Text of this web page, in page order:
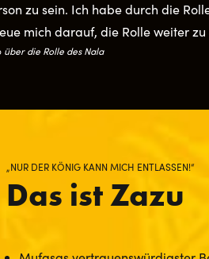
zu sein. Ich habe durch die
mich darauf, die Rolle weiter zu
über die Rolle des Nala
„NUR DER KÖNIG KANN MICH ENTLASSEN!“
Das ist Zazu